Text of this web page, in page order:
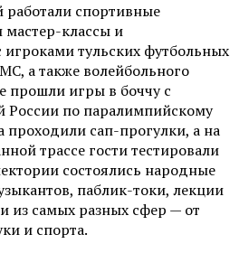
работали спортивные
классы и
тульских футбольных
а также волейбольного
прошли игры в боччу с
России по паралимпийскому
проходили сап-прогулки, а на
трассе гости тестировали
состоялись народные
паблик-токи, лекции
из самых разных сфер — от
и спорта.